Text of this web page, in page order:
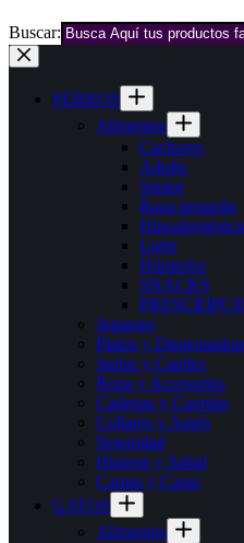
Buscar:
Saltar
al
contenidoPERROS
Alimentos
Cachorro
Adulto
Senior
Raza pequeña
Hipoalergénico
Light
Húmedos
SNACKS
Juguetes
Platos y
Jaulas y Caniles
Ropa y Accesorios
Cadenas y Cuerdas
Collares y Arnés
Seguridad
Higiene y Salud
Camas y Casas
GATOS
Alimentos